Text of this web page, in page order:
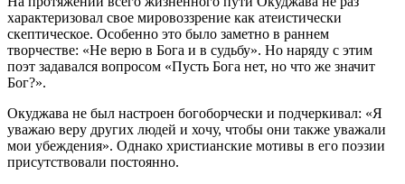
характеризовал свое мировоззрение как атеистически
скептическое. Особенно это было заметно в раннем
творчестве: «Не верю в Бога и в судьбу». Но наряду с этим
поэт задавался вопросом «Пусть Бога нет, но что же значит
Бог?».
Окуджава не был настроен богоборчески и подчеркивал: «Я
уважаю веру других людей и хочу, чтобы они также уважали
мои убеждения». Однако христианские мотивы в его поэзии
присутствовали постоянно.